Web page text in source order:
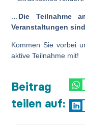
…Die Teilnahme
Veranstaltungen
Kommen Sie vorbei
aktive Teilnahme mit!
Beitrag
teilen auf: